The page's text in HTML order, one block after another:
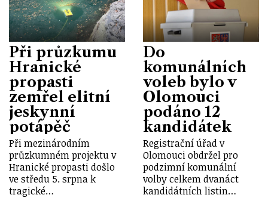
Při průzkumu
Hranické
propasti
zemřel elitní
jeskynní
potápěč
Při mezinárodním
průzkumném projektu v
Hranické propasti došlo
ve středu 5. srpna k
tragické…
Do
komunálních
voleb bylo v
Olomouci
podáno 12
kandidátek
Registrační úřad v
Olomouci obdržel pro
podzimní komunální
volby celkem dvanáct
kandidátních listin…